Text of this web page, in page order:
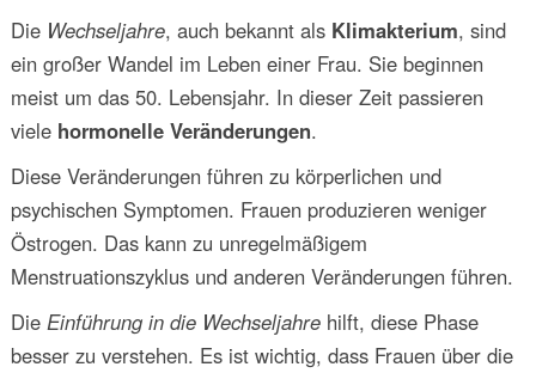
Die Wechseljahre, auch bekannt als Klimakterium, sind
ein großer Wandel im Leben einer Frau. Sie beginnen
meist um das 50. Lebensjahr. In dieser Zeit passieren
viele hormonelle Veränderungen.
Diese Veränderungen führen zu körperlichen und
psychischen Symptomen. Frauen produzieren weniger
Östrogen. Das kann zu unregelmäßigem
Menstruationszyklus und anderen Veränderungen führen.
Die Einführung in die Wechseljahrehilft, diese Phase
besser zu verstehen. Es ist wichtig, dass Frauen über die